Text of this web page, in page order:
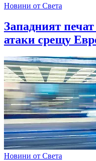
Новини от Света
Западният
атаки срещу
Новини от Света